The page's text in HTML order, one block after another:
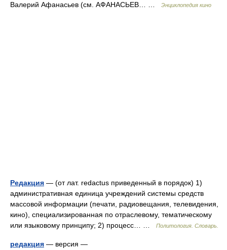
Валерий Афанасьев (см. АФАНАСЬЕВ… …
Энциклопедия кино
Редакция — (от лат. redactus приведенный в порядок) 1)
административная единица учреждений системы средств
массовой информации (печати, радиовещания, телевидения,
кино), специализированная по отраслевому, тематическому
или языковому принципу; 2) процесс… …
Политология. Словарь.
редакция — версия —